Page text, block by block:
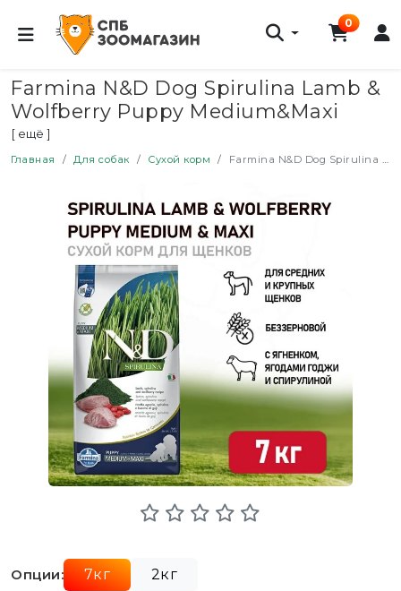
0
Farmina N&D Dog Spirulina Lamb &
Wolfberry Puppy Medium&Maxi
сухой корм для щенков средних и
крупных пород, с ягненком и
[ ещё ]
Главная Для собак Сухой корм Farmina N&D Dog Spirulina Lamb & Wolfberry Puppy Medium&Maxi сухой корм для щенков средних и крупных пород, с ягненком и ягодами годжи - 7 кг
Опции: 7кг 2кг